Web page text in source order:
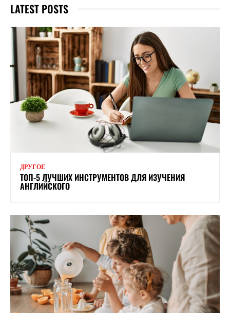
LATEST POSTS
ДРУГОЕ
ТОП-5 ЛУЧШИХ ИНСТРУМЕНТОВ ДЛЯ ИЗУЧЕНИЯ
АНГЛИЙСКОГО